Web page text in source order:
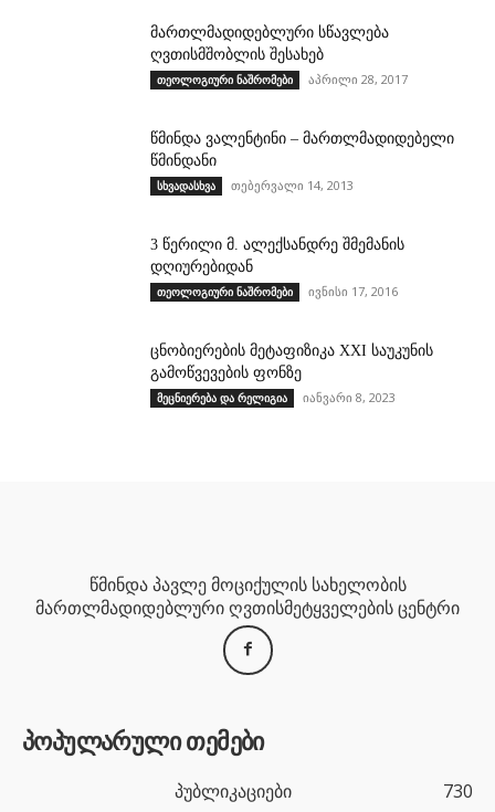
მართლმადიდებლური სწავლება
ღვთისმშობლის შესახებ
თეოლოგიური ნაშრომები აპრილი 28, 2017
წმინდა ვალენტინი – მართლმადიდებელი
წმინდანი
სხვადასხვა თებერვალი 14, 2013
3 წერილი მ. ალექსანდრე შმემანის
დღიურებიდან
თეოლოგიური ნაშრომები ივნისი 17, 2016
ცნობიერების მეტაფიზიკა XXI საუკუნის
გამოწვევების ფონზე
მეცნიერება და რელიგია იანვარი 8, 2023
წმინდა პავლე მოციქულის სახელობის
მართლმადიდებლური ღვთისმეტყველების ცენტრი
პოპულარული თემები
პუბლიკაციები 730